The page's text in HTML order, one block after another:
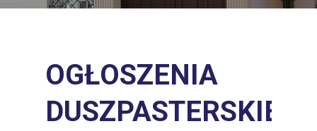
OGŁOSZENIA
DUSZPASTERSKIE